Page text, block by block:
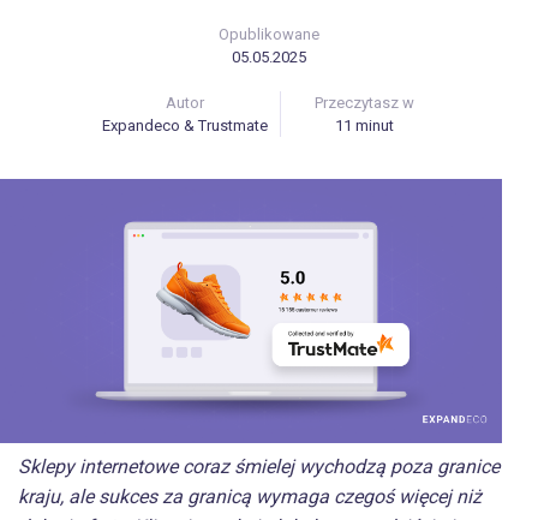
Opublikowane
05.05.2025
Autor
Expandeco & Trustmate
Przeczytasz w
11 minut
Sklepy internetowe coraz śmielej wychodzą poza granice
kraju, ale sukces za granicą wymaga czegoś więcej niż